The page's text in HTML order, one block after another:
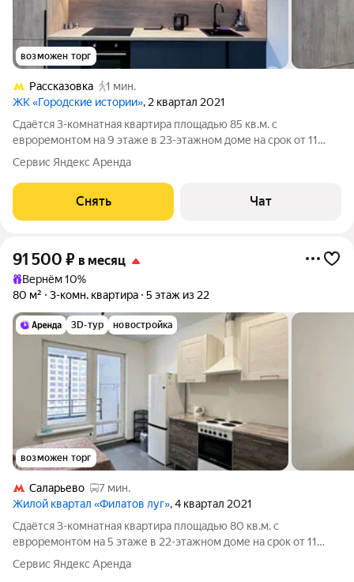
возможен торг
Рассказовка
1 мин.
ЖК «Городские истории», 2 квартал 2021
Сдаётся 3-комнатная квартира площадью 85 кв.м. с
евроремонтом на 9 этаже в 23-этажном доме на срок от 11
месяцев. Из техники есть: Телевизор Духовой шкаф
Стиральная машина Холодильник Посудомоечная машина
Пылесос Дом - монолитный, окна выходят
Сервис Яндекс Аренда
Снять Чат
91 500 ₽ в месяц
Вернём 10%
80 м²
3-комн. квартира 5 этаж из 22
3D-тур новостройка
возможен торг
Саларьево
7 мин.
Жилой квартал «Филатов луг», 4 квартал 2021
Сдаётся 3-комнатная квартира площадью 80 кв.м. с
евроремонтом на 5 этаже в 22-этажном доме на срок от 11
месяцев. Из техники есть: Духовой шкаф Стиральная машина
Холодильник Дом - монолитный, окна выходят во двор и на
Сервис Яндекс Аренда